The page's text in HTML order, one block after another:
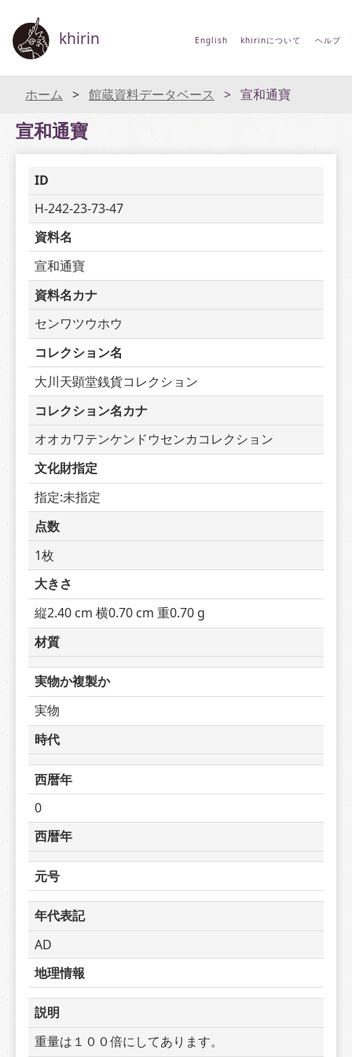
khirin English khirinについて ヘルプ
ホーム 館蔵資料データベース 宣和通寶
宣和通寶
ID
H-242-23-73-47
資料名
宣和通寶
資料名カナ
センワツウホウ
コレクション名
大川天顕堂銭貨コレクション
コレクション名カナ
オオカワテンケンドウセンカコレクション
文化財指定
指定:未指定
点数
1枚
大きさ
縦2.40 cm 横0.70 cm 重0.70 g
材質
実物か複製か
実物
時代
西暦年
0
西暦年
元号
年代表記
AD
地理情報
説明
重量は１００倍にしてあります。